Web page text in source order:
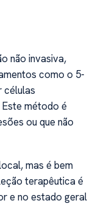
não invasiva,
como o 5-
células
método é
ou que não
mas é bem
terapêutica é
e no estado geral